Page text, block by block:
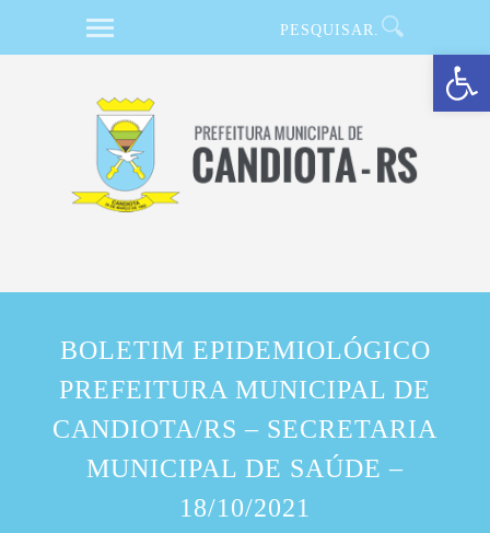
Barra de Ferramentas Aberta
BOLETIM EPIDEMIOLÓGICO
PREFEITURA MUNICIPAL DE
CANDIOTA/RS – SECRETARIA
MUNICIPAL DE SAÚDE –
18/10/2021